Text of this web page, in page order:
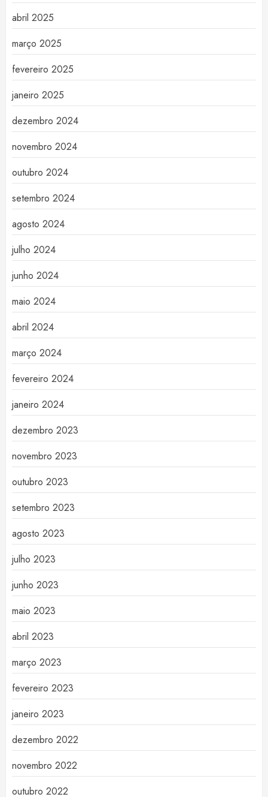
abril 2025
março 2025
fevereiro 2025
janeiro 2025
dezembro 2024
novembro 2024
outubro 2024
setembro 2024
agosto 2024
julho 2024
junho 2024
maio 2024
abril 2024
março 2024
fevereiro 2024
janeiro 2024
dezembro 2023
novembro 2023
outubro 2023
setembro 2023
agosto 2023
julho 2023
junho 2023
maio 2023
abril 2023
março 2023
fevereiro 2023
janeiro 2023
dezembro 2022
novembro 2022
outubro 2022